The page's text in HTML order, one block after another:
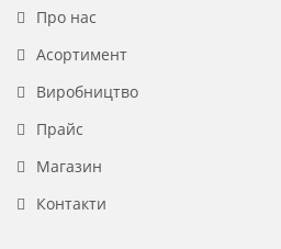
Про нас
Асортимент
Виробництво
Прайс
Магазин
Контакти